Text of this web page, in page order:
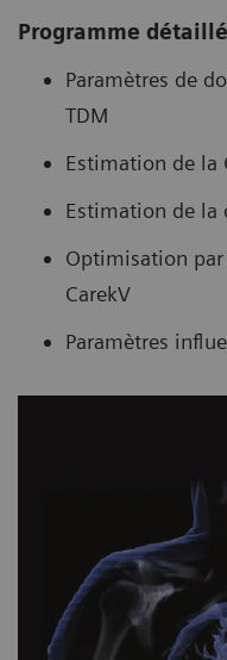
Programme
Paramètres de
TDM
Estimation de la
Estimation de la
Optimisation
CarekV
Paramètres